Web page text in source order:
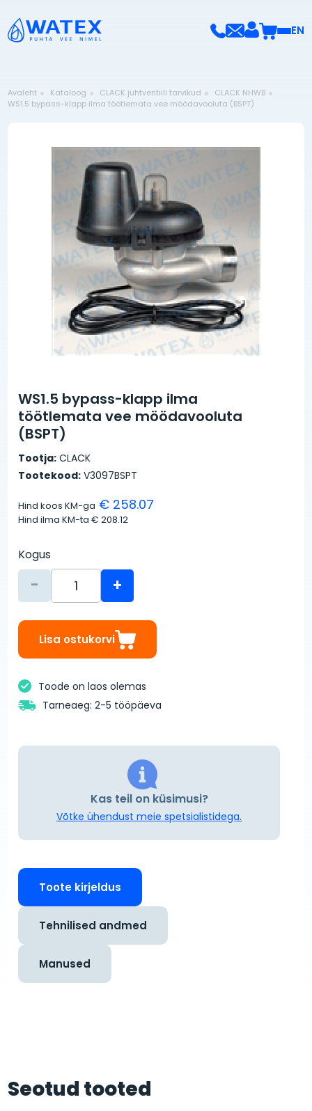
EN
Avaleht Kataloog CLACK juhtventiili tarvikud
CLACK NHWB
WS1.5 bypass-klapp ilma töötlemata vee möödavooluta (BSPT)
WS1.5 bypass-klapp ilma
töötlemata vee möödavooluta
(BSPT)
Tootja: CLACK
Tootekood: V3097BSPT
Hind koos KM-ga € 258.07
Hind ilma KM-ta€ 208.12
Kogus
- +
Lisa ostukorvi
Toode on laos olemas
Tarneaeg: 2-5 tööpäeva
Kas teil on küsimusi?
Võtke ühendust meie spetsialistidega.
Toote kirjeldus
Tehnilised andmed
Manused
Seotud tooted